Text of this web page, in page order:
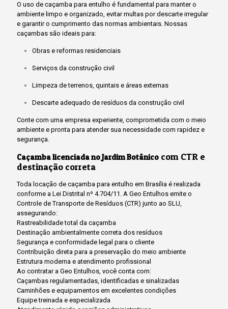
O uso de caçamba para entulho é fundamental para manter o
ambiente limpo e organizado, evitar multas por descarte irregular
e garantir o cumprimento das normas ambientais. Nossas
caçambas são ideais para:
Obras e reformas residenciais
Serviços da construção civil
Limpeza de terrenos, quintais e áreas externas
Descarte adequado de resíduos da construção civil
Conte com uma empresa experiente, comprometida com o meio
ambiente e pronta para atender sua necessidade com rapidez e
segurança.
Caçamba licenciada no Jardim Botânico com CTR e
destinação correta
Toda locação de caçamba para entulho em Brasília é realizada
conforme a Lei Distrital nº 4.704/11. A Geo Entulhos emite o
Controle de Transporte de Resíduos (CTR) junto ao SLU,
assegurando:
Rastreabilidade total da caçamba
Destinação ambientalmente correta dos resíduos
Segurança e conformidade legal para o cliente
Contribuição direta para a preservação do meio ambiente
Estrutura moderna e atendimento profissional
Ao contratar a Geo Entulhos, você conta com:
Caçambas regulamentadas, identificadas e sinalizadas
Caminhões e equipamentos em excelentes condições
Equipe treinada e especializada